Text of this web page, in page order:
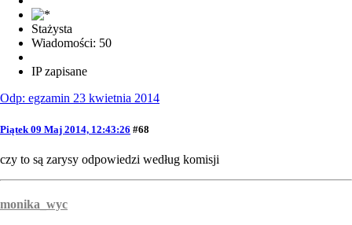
Stażysta
Wiadomości: 50
IP zapisane
Odp: egzamin 23 kwietnia 2014
Piątek 09 Maj 2014, 12:43:26 #68
czy to są zarysy odpowiedzi według komisji
monika_wyc